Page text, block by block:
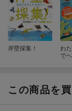
岸壁採集！
わ
で
この商品を